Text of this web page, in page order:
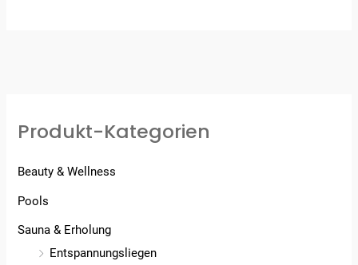
Produkt-Kategorien
Beauty & Wellness
Pools
Sauna & Erholung
Entspannungsliegen